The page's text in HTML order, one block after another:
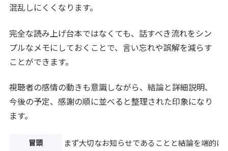
混乱しにくくなります。
完全な読み上げ台本ではなくても、話すべき流れをシン
プルなメモにしておくことで、言い忘れや誤解を減らす
ことができます。
視聴者の感情の動きも意識しながら、結論と詳細説明、
今後の予定、感謝の順に並べると整理された印象になり
ます。
冒頭 まず大切なお知らせであることと結論を端的に